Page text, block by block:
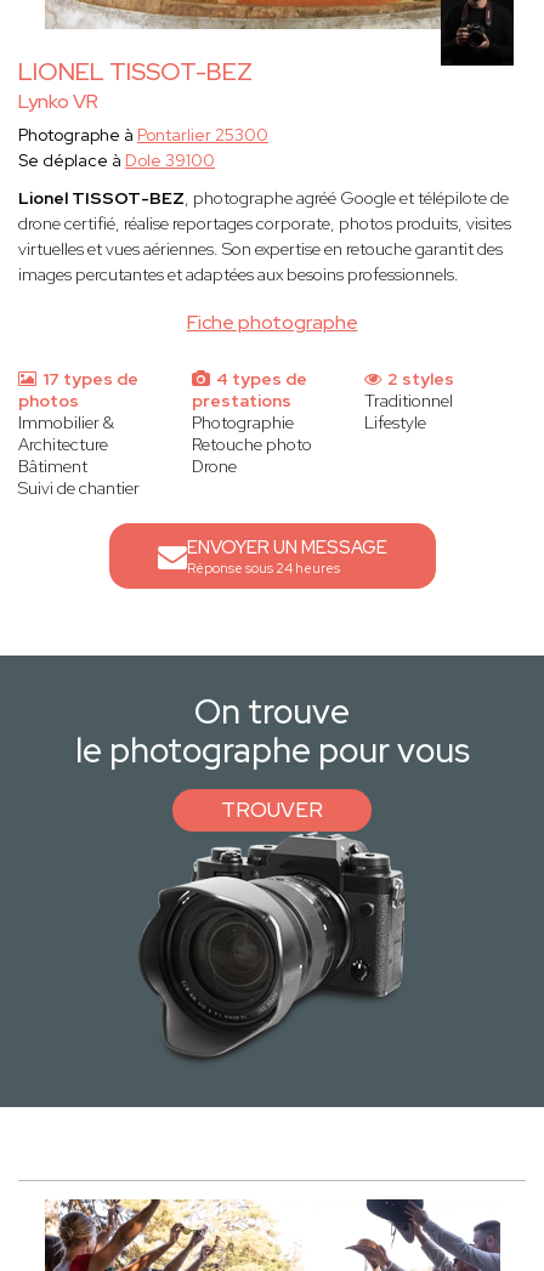
LIONEL TISSOT-BEZ
Lynko VR
Fiche photographe
Photographe à Pontarlier 25300
Se déplace à Dole 39100
Lionel TISSOT-BEZ, photographe agréé Google et télépilote de
drone certifié, réalise reportages corporate, photos produits, visites
virtuelles et vues aériennes. Son expertise en retouche garantit des
images percutantes et adaptées aux besoins professionnels.
17 types de
photos
Immobilier &
Architecture
Bâtiment
Suivi de chantier
4 types de
prestations
Photographie
Retouche photo
Drone
2 styles
Traditionnel
Lifestyle
ENVOYER UN MESSAGE
Réponse sous 24 heures
On trouve
le photographe pour vous
TROUVER